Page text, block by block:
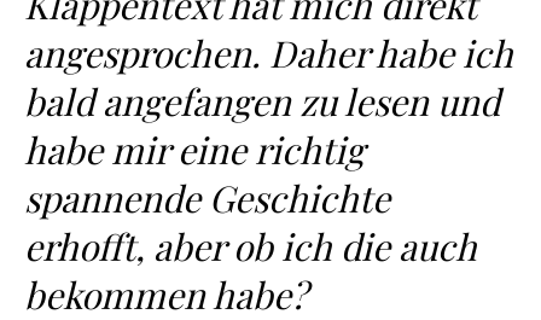
angesprochen. Daher habe ich
bald angefangen zu lesen und
habe mir eine richtig
spannende Geschichte
erhofft, aber ob ich die auch
bekommen habe?